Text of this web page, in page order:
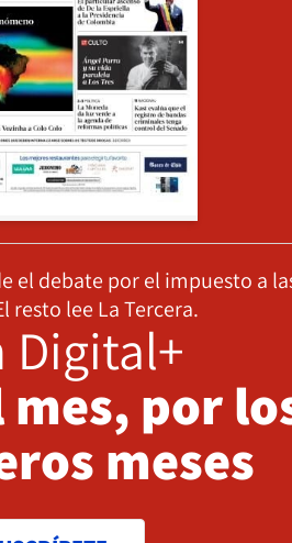
el debate por el impuesto a
resto lee La Tercera.
Digital+
mes, por
meses